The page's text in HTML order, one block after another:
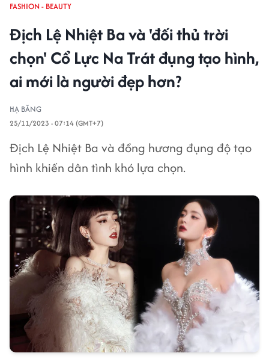
FASHION - BEAUTY
Địch Lệ Nhiệt Ba và 'đối thủ trời
chọn' Cổ Lực Na Trát đụng tạo hình,
ai mới là người đẹp hơn?
HẠ BĂNG
25/11/2023 - 07:14 (GMT+7)
Địch Lệ Nhiệt Ba và đồng hương đụng độ tạo
hình khiến dân tình khó lựa chọn.